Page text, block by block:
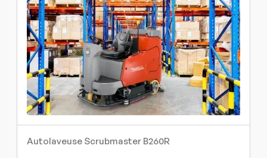
Autolaveuse Scrubmaster B260R